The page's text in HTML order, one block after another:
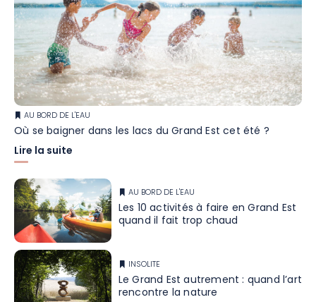
AU BORD DE L'EAU
Où se baigner dans les lacs du Grand Est cet été ?
Lire la suite
AU BORD DE L'EAU
Les 10 activités à faire en Grand Est
quand il fait trop chaud
INSOLITE
Le Grand Est autrement : quand l’art
rencontre la nature